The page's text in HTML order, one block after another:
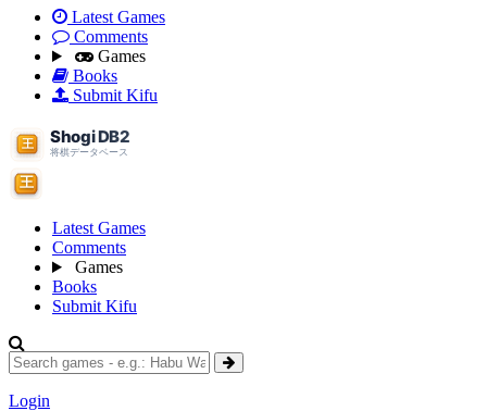
Latest Games
Comments
Games
Books
Submit Kifu
Latest Games
Comments
Games
Books
Submit Kifu
Login